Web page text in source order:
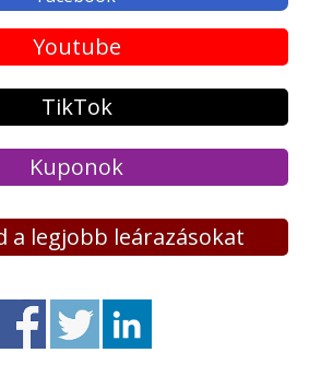
Youtube
TikTok
Kuponok
a legjobb leárazásokat